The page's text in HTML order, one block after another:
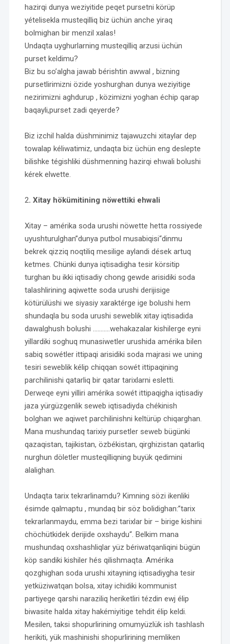
hazirqi dunya weziyitide peqet pursetni körüp
yételisekla musteqilliq biz üchün anche yiraq
bolmighan bir menzil xalas!
Undaqta uyghurlarning musteqilliq arzusi üchün
purset keldimu?
Biz bu so’algha jawab bérishtin awwal , bizning
pursetlirimizni özide yoshurghan dunya weziyitige
nezirimizni aghdurup , közimizni yoghan échip qarap
baqayli,purset zadi qeyerde?
Biz izchil halda düshminimiz tajawuzchi xitaylar dep
towalap kéliwatimiz, undaqta biz üchün eng deslepte
bilishke tégishliki düshmenning hazirqi ehwali bolushi
kérek elwette.
2. Xitay hökümitining nöwettiki ehwali
Xitay – amérika soda urushi nöwette hetta rossiyede
uyushturulghan”dunya putbol musabiqisi“dinmu
bekrek qizziq noqtiliq mesilige aylandi dések artuq
ketmes. Chünki dunya iqtisadigha tesir körsitip
turghan bu ikki iqtisadiy chong gewde arisidiki soda
talashlirining aqiwette soda urushi derijisige
kötürülüshi we siyasiy xaraktérge ige bolushi hem
shundaqla bu soda urushi seweblik xitay iqtisadida
dawalghush bolushi ………..wehakazalar kishilerge eyni
yillardiki soghuq munasiwetler urushida amérika bilen
sabiq sowétler ittipaqi arisidiki soda majrasi we uning
tesiri seweblik kélip chiqqan sowét ittipaqining
parchilinishi qatarliq bir qatar tarixlarni esletti.
Derweqe eyni yilliri amérika sowét ittipaqigha iqtisadiy
jaza yürgüzgenlik seweb iqtisadiyda chékinish
bolghan we aqiwet parchilinishni keltürüp chiqarghan.
Mana mushundaq tarixiy pursetler seweb bügünki
qazaqistan, tajikistan, özbékistan, qirghizistan qatarliq
nurghun döletler musteqilliqning buyük qedimini
alalighan.
Undaqta tarix tekrarlinamdu? Kimning sözi ikenliki
ésimde qalmaptu , mundaq bir söz bolidighan:”tarix
tekrarlanmaydu, emma bezi tarixlar bir – birige kishini
chöchütkidek derijide oxshaydu“. Belkim mana
mushundaq oxshashliqlar yüz bériwatqanliqini bügün
köp sandiki kishiler hés qilishmaqta. Amérika
qozghighan soda urushi xitayning iqtisadiygha tesir
yetküziwatqan bolsa, xitay ichidiki kommunist
partiyege qarshi naraziliq heriketliri tézdin ewj élip
biwasite halda xitay hakémiyitige tehdit élip keldi.
Mesilen, taksi shopurlirining omumyüzlük ish tashlash
herikiti, yük mashinishi shopurlirining memliken